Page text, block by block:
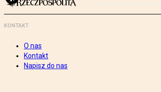
KONTAKT
O nas
Kontakt
Napisz do nas